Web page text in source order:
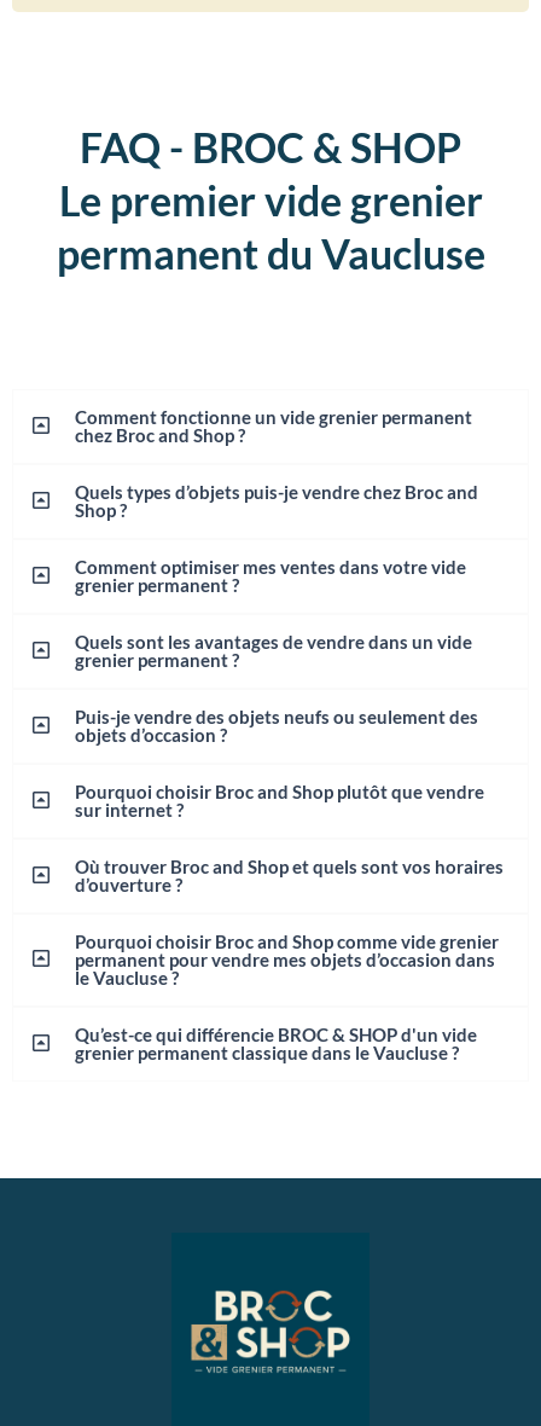
FAQ - BROC & SHOP
Le premier vide grenier
permanent du Vaucluse
Comment fonctionne un vide grenier permanent
chez Broc and Shop ?
Quels types d’objets puis-je vendre chez Broc and
Shop ?
Comment optimiser mes ventes dans votre vide
grenier permanent ?
Quels sont les avantages de vendre dans un vide
grenier permanent ?
Puis-je vendre des objets neufs ou seulement des
objets d’occasion ?
Pourquoi choisir Broc and Shop plutôt que vendre
sur internet ?
Où trouver Broc and Shop et quels sont vos horaires
d’ouverture ?
Pourquoi choisir Broc and Shop comme vide grenier
permanent pour vendre mes objets d’occasion dans
le Vaucluse ?
Qu’est-ce qui différencie BROC & SHOP d'un vide
grenier permanent classique dans le Vaucluse ?